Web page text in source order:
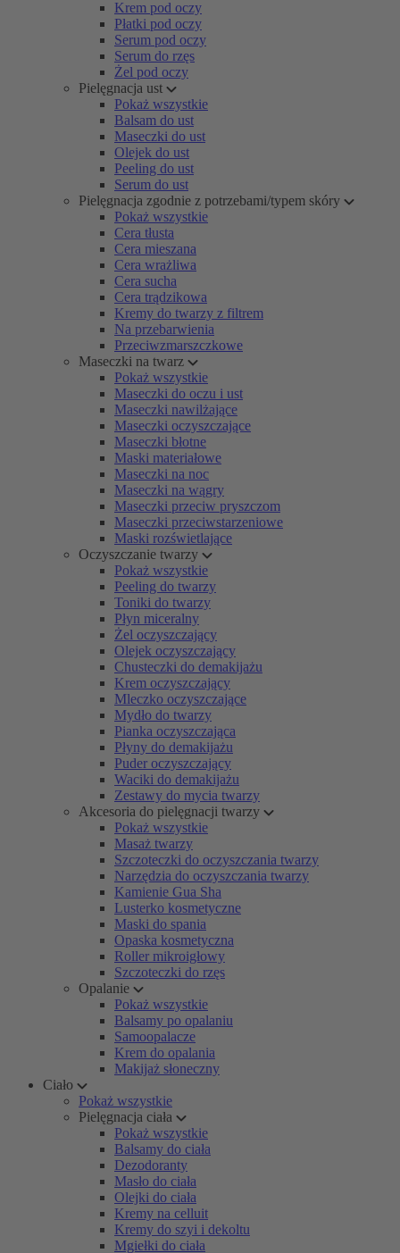
Krem pod oczy
Płatki pod oczy
Serum pod oczy
Serum do rzęs
Żel pod oczy
Pielęgnacja ust
Pokaż wszystkie
Balsam do ust
Maseczki do ust
Olejek do ust
Peeling do ust
Serum do ust
Pielęgnacja zgodnie z potrzebami/typem skóry
Pokaż wszystkie
Cera tłusta
Cera mieszana
Cera wrażliwa
Cera sucha
Cera trądzikowa
Kremy do twarzy z filtrem
Na przebarwienia
Przeciwzmarszczkowe
Maseczki na twarz
Pokaż wszystkie
Maseczki do oczu i ust
Maseczki nawilżające
Maseczki oczyszczające
Maseczki błotne
Maski materiałowe
Maseczki na noc
Maseczki na wągry
Maseczki przeciw pryszczom
Maseczki przeciwstarzeniowe
Maski rozświetlające
Oczyszczanie twarzy
Pokaż wszystkie
Peeling do twarzy
Toniki do twarzy
Płyn miceralny
Żel oczyszczający
Olejek oczyszczający
Chusteczki do demakijażu
Krem oczyszczający
Mleczko oczyszczające
Mydło do twarzy
Pianka oczyszczająca
Płyny do demakijażu
Puder oczyszczający
Waciki do demakijażu
Zestawy do mycia twarzy
Akcesoria do pielęgnacji twarzy
Pokaż wszystkie
Masaż twarzy
Szczoteczki do oczyszczania twarzy
Narzędzia do oczyszczania twarzy
Kamienie Gua Sha
Lusterko kosmetyczne
Maski do spania
Opaska kosmetyczna
Roller mikroigłowy
Szczoteczki do rzęs
Opalanie
Pokaż wszystkie
Balsamy po opalaniu
Samoopalacze
Krem do opalania
Makijaż słoneczny
Ciało
Pokaż wszystkie
Pielęgnacja ciała
Pokaż wszystkie
Balsamy do ciała
Dezodoranty
Masło do ciała
Olejki do ciała
Kremy na celluit
Kremy do szyi i dekoltu
Mgiełki do ciała